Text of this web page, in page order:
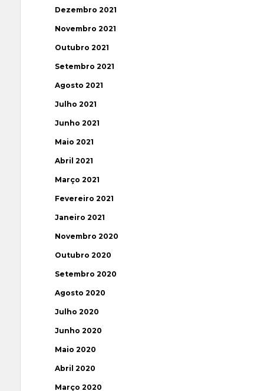
Dezembro 2021
Novembro 2021
Outubro 2021
Setembro 2021
Agosto 2021
Julho 2021
Junho 2021
Maio 2021
Abril 2021
Março 2021
Fevereiro 2021
Janeiro 2021
Novembro 2020
Outubro 2020
Setembro 2020
Agosto 2020
Julho 2020
Junho 2020
Maio 2020
Abril 2020
Março 2020